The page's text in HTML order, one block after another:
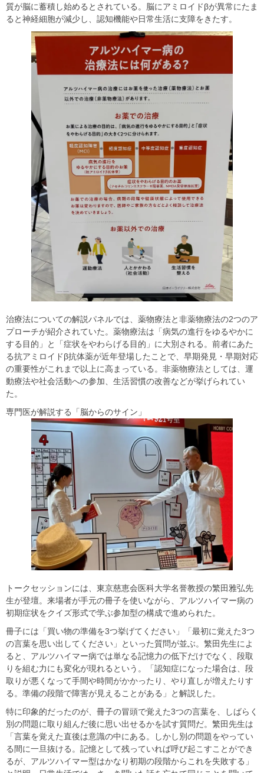
質が脳に蓄積し始めるとされている。脳にアミロイドβが異常にたま
ると神経細胞が減少し、認知機能や日常生活に支障をきたす。
治療法についての解説パネルでは、薬物療法と非薬物療法の2つのア
プローチが紹介されていた。薬物療法は「病気の進行をゆるやかに
する目的」と「症状をやわらげる目的」に大別される。前者にあた
る抗アミロイドβ抗体薬が近年登場したことで、早期発見・早期対応
の重要性がこれまで以上に高まっている。非薬物療法としては、運
動療法や社会活動への参加、生活習慣の改善などが挙げられてい
た。
専門医が解説する「脳からのサイン」
トークセッションには、東京慈恵会医科大学名誉教授の繁田雅弘先
生が登壇。来場者が手元の冊子を使いながら、アルツハイマー病の
初期症状をクイズ形式で学ぶ参加型の構成で進められた。
冊子には「買い物の準備を3つ挙げてください」「最初に覚えた3つ
の言葉を思い出してください」といった質問が並ぶ。繁田先生によ
ると、アルツハイマー病では単なる記憶力の低下だけでなく、段取
りを組む力にも変化が現れるという。「認知症になった場合は、段
取りが悪くなって手間や時間がかかったり、やり直しが増えたりす
る。準備の段階で障害が見えることがある」と解説した。
特に印象的だったのが、冊子の冒頭で覚えた3つの言葉を、しばらく
別の問題に取り組んだ後に思い出せるかを試す質問だ。繁田先生は
「言葉を覚えた直後は意識の中にある。しかし別の問題をやってい
る間に一旦抜ける。記憶として残っていれば呼び起こすことができ
るが、アルツハイマー型はかなり初期の段階からこれを失敗する」